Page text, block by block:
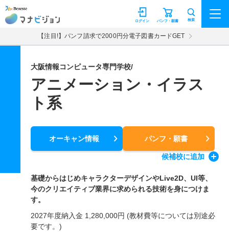
マナビジョン パンフ・願書
ログイン 検索
【注目!】パンフ請求で2000円分電子図書カードGET
大阪情報コンピュータ専門学校/
アニメーション・イラス
ト系
オーキャン情報 パンフ・願書
候補校に追加
基礎からはじめキャラクターデザインやLive2D、UI等、
今のクリエイティブ業界に求められる技術を身につけま
す。
2027年度納入金 1,280,000円 (教材費等については別途必
要です。)